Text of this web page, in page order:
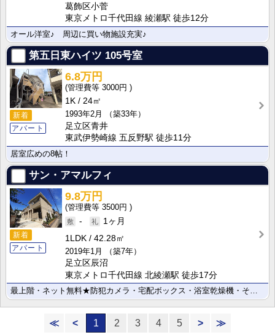
葛飾区小菅
東京メトロ千代田線 綾瀬駅 徒歩12分
オール洋室♪ 周辺に買い物施設充実♪
第五日東ハイツ 105号室
新着
アパート
6.8万円
3000円
1K
24㎡
1993年2月
（築33年）
足立区青井
東武伊勢崎線 五反野駅 徒歩11分
居室広めの8帖！
サン・アマルフィ
新着
アパート
9.8万円
3500円
-
1ヶ月
1LDK
42.28㎡
2019年1月
（築7年）
足立区辰沼
東京メトロ千代田線 北綾瀬駅 徒歩17分
最上階・ネット無料★防犯カメラ・宅配ボックス・浴室乾燥機・その他設備豊富☆
≪ < 1 2 3 4 5 > ≫